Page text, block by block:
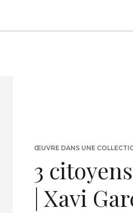
ŒUVRE DANS UNE
3
| Xavi